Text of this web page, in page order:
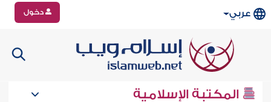
عربي دخول
المكتبة الإسلامية